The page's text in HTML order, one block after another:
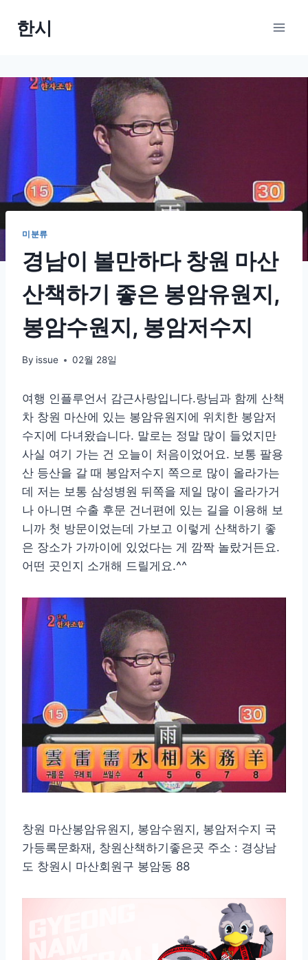
한시
미분류
경남이 볼만하다 창원 마산
산책하기 좋은 봉암유원지,
봉암수원지, 봉암저수지
By issue 02월 28일
여행 인플루언서 감근사랑입니다.랑님과 함께 산책
차 창원 마산에 있는 봉암유원지에 위치한 봉암저
수지에 다녀왔습니다. 말로는 정말 많이 들었지만
사실 여기 가는 건 오늘이 처음이었어요. 보통 팔용
산 등산을 갈 때 봉암저수지 쪽으로 많이 올라가는
데 저는 보통 삼성병원 뒤쪽을 제일 많이 올라가거
나 아니면 수출 후문 건너편에 있는 길을 이용해 보
니까 첫 방문이었는데 가보고 이렇게 산책하기 좋
은 장소가 가까이에 있었다는 게 깜짝 놀랐거든요.
어떤 곳인지 소개해 드릴게요.^^
창원 마산봉암유원지, 봉암수원지, 봉암저수지 국
가등록문화재, 창원산책하기좋은곳 주소 : 경상남
도 창원시 마산회원구 봉암동 88